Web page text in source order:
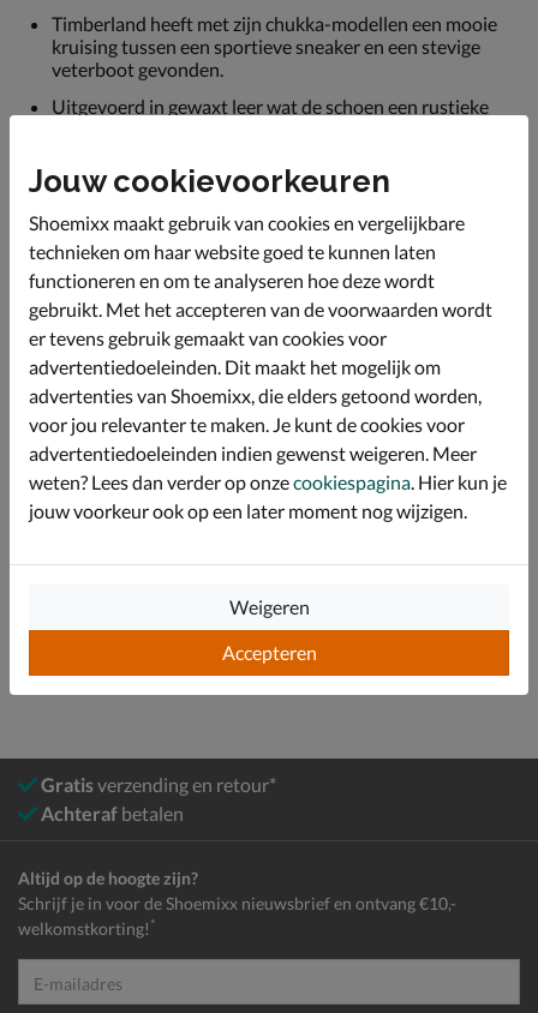
Timberland heeft met zijn chukka-modellen een mooie
kruising tussen een sportieve sneaker en een stevige
veterboot gevonden.
Uitgevoerd in gewaxt leer wat de schoen een rustieke
Gevoerd met ReBOTL-textiel wat voor minimaal 50%
bestaat uit gerecyclede plastic flessen bestaat. Zo
wordt er van zerfafval nieuwe producten gemaakt.
Voorzien van een EVA-voetbed met optimale demping
bij iedere stap. Daarnaast is het voetbed uitneembaar
en kun je iegen zolen gebruiken.
Afgewerkt met een rubberen loopzool die gemaakt is
van 34% gerecycled rubber. De zool heeft een grof
profiel voor grip en stevigheid.
Specificaties
Over Timberland
Bekijk meer
Heren Schoenen Boots Veterboots
Gratisverzending en retour*
Achteraf betalen
Altijd op de hoogte zijn?
Schrijf je in voor de Shoemixx nieuwsbrief en ontvang €10,-
welkomstkorting! *
Jouw cookievoorkeuren
Shoemixx maakt gebruik van cookies en vergelijkbare
technieken om haar website goed te kunnen laten
functioneren en om te analyseren hoe deze wordt
gebruikt. Met het accepteren van de voorwaarden wordt
er tevens gebruik gemaakt van cookies voor
advertentiedoeleinden. Dit maakt het mogelijk om
advertenties van Shoemixx, die elders getoond worden,
voor jou relevanter te maken. Je kunt de cookies voor
advertentiedoeleinden indien gewenst weigeren. Meer
weten? Lees dan verder op onzecookiespagina . Hier kun je
jouw voorkeur ook op een later moment nog wijzigen.
Accepteren
Weigeren